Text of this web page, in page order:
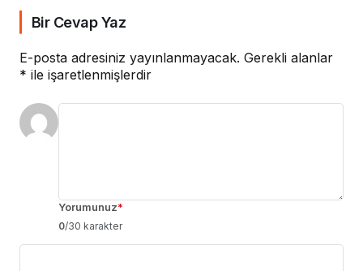
Bir Cevap Yaz
E-posta adresiniz yayınlanmayacak. Gerekli alanlar
* ile işaretlenmişlerdir
Yorumunuz*
0/30 karakter